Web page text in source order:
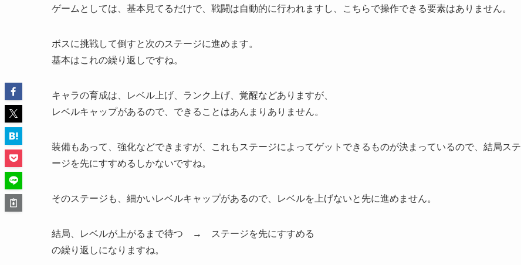
ゲームとしては、基本見てるだけで、戦闘は自動的に行われますし、こちらで操作できる要素はありません。
ボスに挑戦して倒すと次のステージに進めます。
基本はこれの繰り返しですね。
キャラの育成は、レベル上げ、ランク上げ、覚醒などありますが、
レベルキャップがあるので、できることはあんまりありません。
装備もあって、強化などできますが、これもステージによってゲットできるものが決まっているので、結局ステ
ージを先にすすめるしかないですね。
そのステージも、細かいレベルキャップがあるので、レベルを上げないと先に進めません。
結局、レベルが上がるまで待つ → ステージを先にすすめる
の繰り返しになりますね。